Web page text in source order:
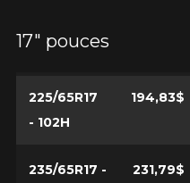
17" pouces
225/65R17
- 102H
194,83$
235/65R17 -
231,79$
d'équipement pour votre